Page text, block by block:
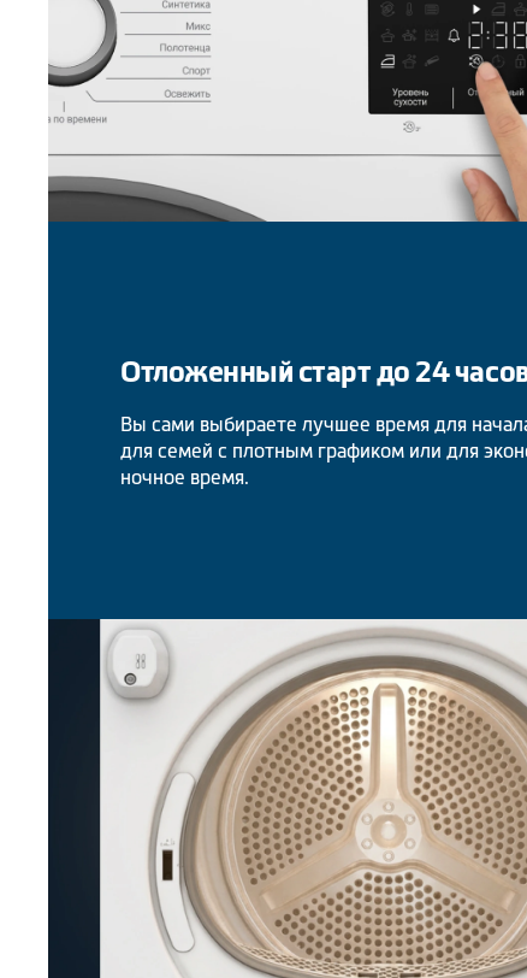
Отложенный старт до 24
Вы сами выбираете лучшее время для
для семей с плотным графиком или для
ночное время.